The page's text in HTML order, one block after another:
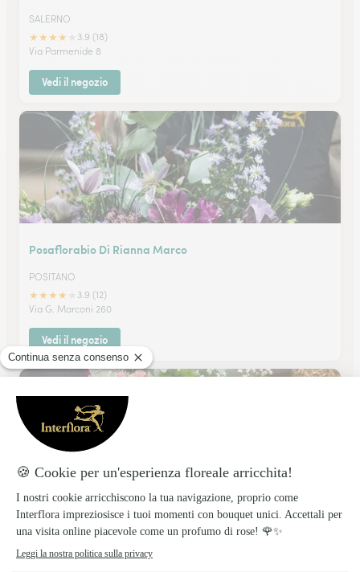
SALERNO
★★★★
3.9 (18)
Via Parmenide 8
Vedi il negozio
Posaflorabio Di Rianna Marco
POSITANO
★★★★
3.9 (12)
Via G. Marconi 260
Vedi il negozio
Longobardi Vittorio
CASTELLAMMARE DI STABIA
★★★★★3.5 (35)